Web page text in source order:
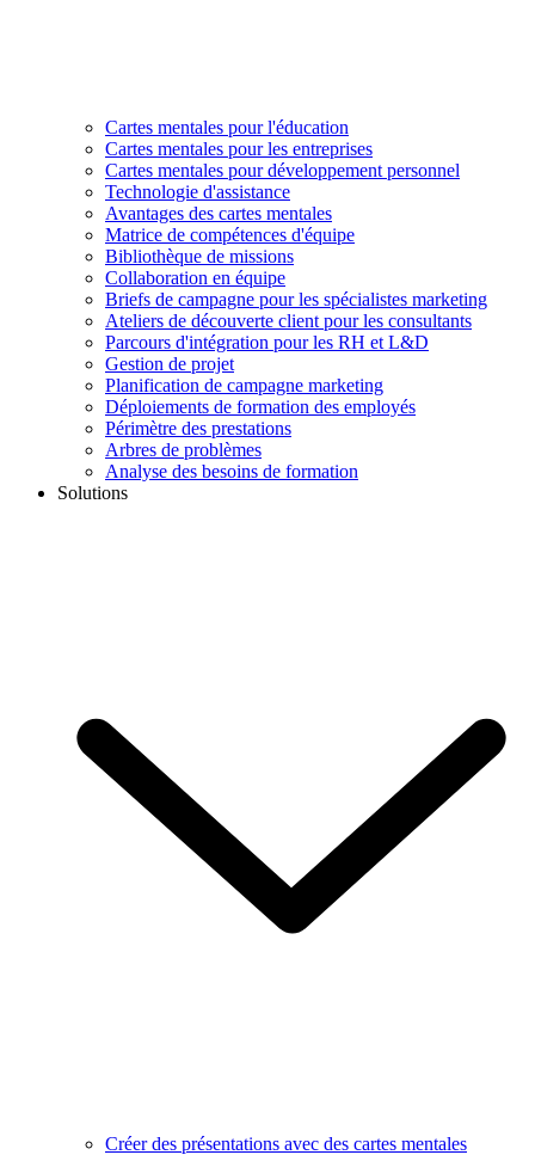
Cartes mentales pour l'éducation
Cartes mentales pour les entreprises
Cartes mentales pour développement personnel
Technologie d'assistance
Avantages des cartes mentales
Matrice de compétences d'équipe
Bibliothèque de missions
Collaboration en équipe
Briefs de campagne pour les spécialistes marketing
Ateliers de découverte client pour les consultants
Parcours d'intégration pour les RH et L&D
Gestion de projet
Planification de campagne marketing
Déploiements de formation des employés
Périmètre des prestations
Arbres de problèmes
Analyse des besoins de formation
Solutions
Créer des présentations avec des cartes mentales